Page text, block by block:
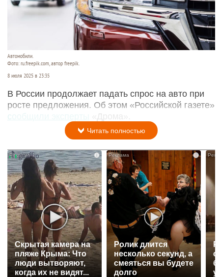
Автомобили.
Фото: ru.freepik.com, автор freepik.
8 июля 2025 в 23:35
В России продолжает падать спрос на авто при
росте предложения. Об этом «Российской газете»
сообщили эксперты
«Дрома».
Читать полностью
i
Скрытая камера на
пляже Крыма: Что
люди вытворяют,
когда их не видят...
Ролик длится
несколько секунд, а
смеяться вы будете
долго